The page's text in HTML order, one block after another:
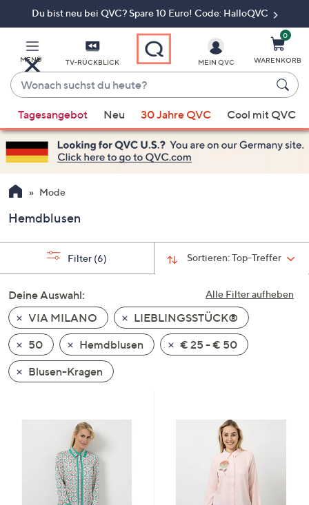
Du bist neu bei QVC? Spare 10 Euro! Code: HalloQVC
MENÜ TV-RÜCKBLICK
Wonach
suchst
du
heute?
Vorschläge
verfügbar
sind,
verwenden
Sie
Pfeiltasten
nach
und
nach
unten
oder
wischen
Sie
auf
MEIN QVC
0
WARENKORB
Tagesangebot Neu 30 Jahre QVC Cool mit QVC
Mode
Hemdblusen
Sortieren:Top-Treffer
Filter (6)
Alle Filter aufheben
Deine Auswahl:
VIA MILANO
LIEBLINGSSTÜCK®
50
Hemdblusen
€ 25 - € 50
Blusen-Kragen